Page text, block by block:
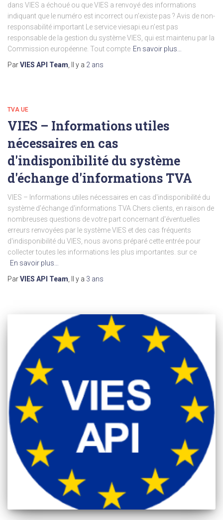
dans VIES a échoué ou que VIES a renvoyé des informations
indiquant que le numéro est incorrect ou n'existe pas ? Avis de non-
responsabilité important Le service viesapi.eu n'est pas
responsable de la gestion du système VIES, qui est maintenu par la
Commission européenne. Tout compte En savoir plus…
ParVIES API Team , Il y a 2 ans
TVA UE
VIES – Informations utiles
nécessaires en cas
d'indisponibilité du système
d'échange d'informations TVA
VIES – Informations utiles nécessaires en cas d'indisponibilité du
système d'échange d'informations TVA Chers clients, en raison de
nombreuses questions de votre part concernant d'éventuelles
erreurs renvoyées par le système VIES et des cas fréquents
d'indisponibilité du VIES, nous avons préparé cette entrée pour
collecter toutes les informations les plus importantes. sur ce
En savoir plus…
ParVIES API Team , Il y a 3 ans